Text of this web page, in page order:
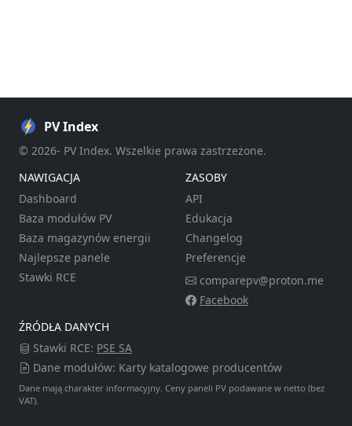
PV Index
© 2026- PV Index. Wszelkie prawa zastrzeżone.
NAWIGACJA
Dashboard
Baza modułów PV
Baza magazynów energii
Najlepsze panele
Stawki RCE
ZASOBY
API
Edukacja
Changelog
Preferencje
comparepv@proton.me
Facebook
ŹRÓDŁA DANYCH
Stawki RCE: PSE SA
Dane modułów: Karty katalogowe producentów
Dane mają charakter informacyjny. Ceny paneli PV podawane w netto (bez
VAT).